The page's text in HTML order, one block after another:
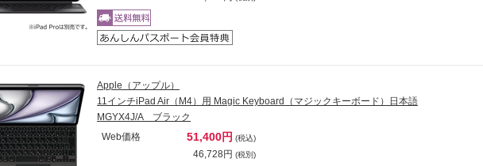
Apple（アップル）
11インチiPad Air（M4）用 Magic Keyboard（マジックキーボード）日本語
MGYX4J/A ブラック
Web価格
51,400円 (税込)
46,728円 (税別)